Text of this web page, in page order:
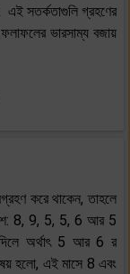
এই সতর্কতাগুলি গ্রহণের
ভারসাম্য বজায়
করে থাকেন, তাহলে
8, 9, 5, 5, 6 আর 5
অর্থাৎ 5 আর 6 র
হলো, এই মাসে 8 এবং